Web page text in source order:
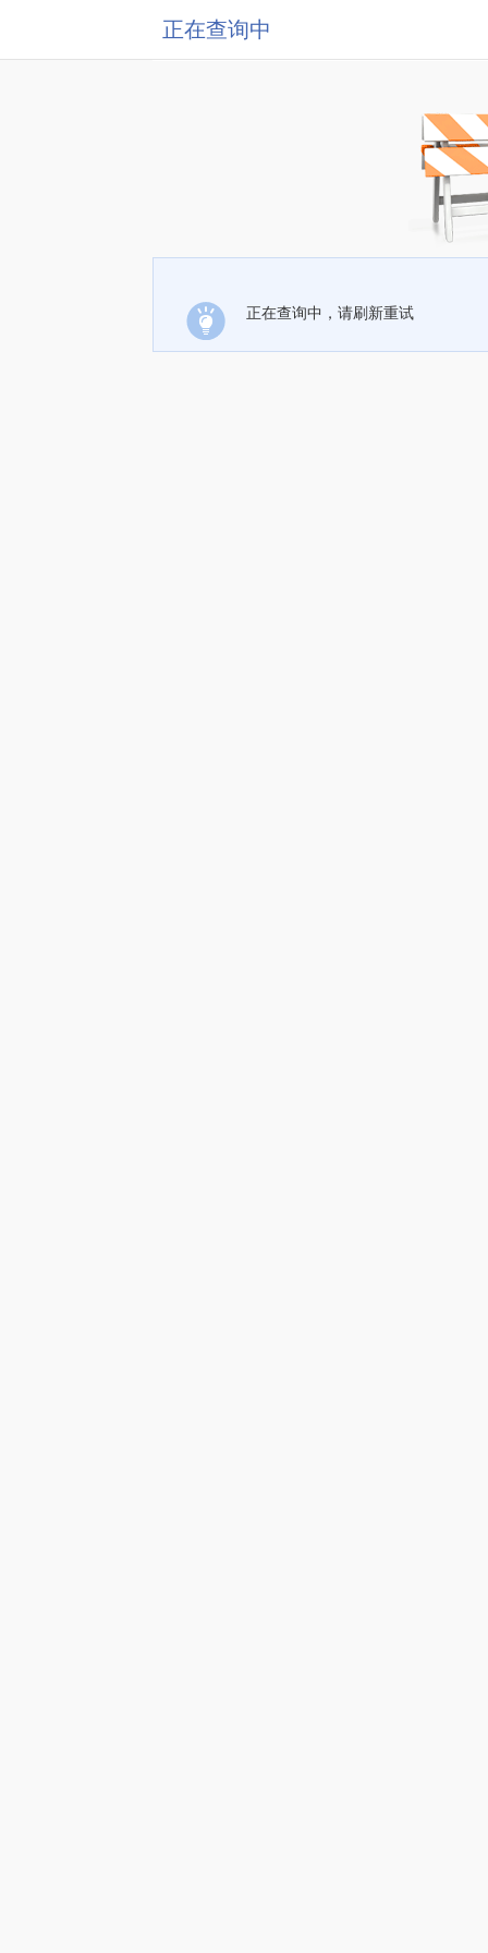
正在查询中
正在查询中，请刷新重试